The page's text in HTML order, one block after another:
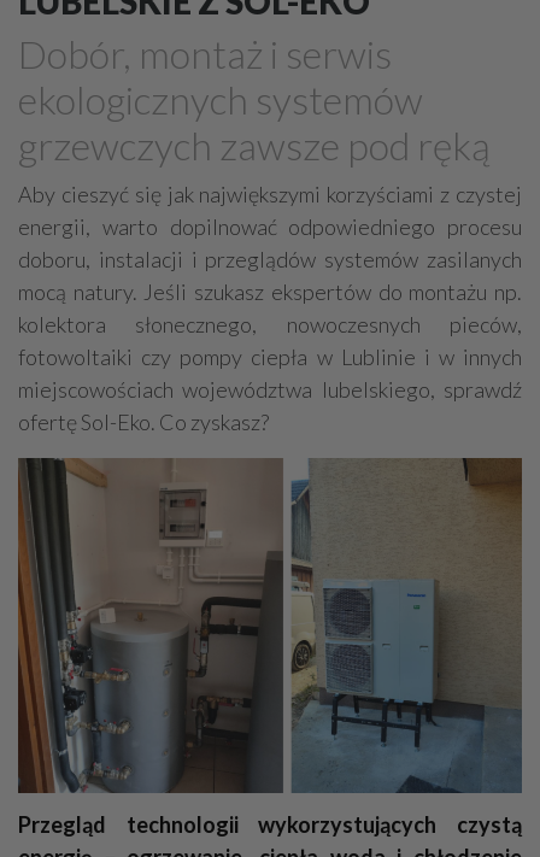
Grzejniki
Hydraulika
Energetyczne instalacje, urządzenia
Materiały hydrauliczne
Przeciwpożarowa ochrona, zabezpieczenia
Elektroinstalatorstwo
Systemy energooszczędne
Systemy nawilżania powietrza
Systemy odwodnień
Elektryczne materiały
Przemysłowe instalacje
Alarmowe systemy, monitoring
Hydrotechnika
Kable, przewody
Odkurzacze centralne
Dobór, montaż i serwis
ekologicznych systemów
grzewczych zawsze pod ręką
Aby cieszyć się jak największymi korzyściami z czystej
energii, warto dopilnować odpowiedniego procesu
doboru, instalacji i przeglądów systemów zasilanych
mocą natury. Jeśli szukasz ekspertów do montażu np.
kolektora słonecznego, nowoczesnych pieców,
fotowoltaiki czy pompy ciepła w Lublinie i w innych
miejscowościach województwa lubelskiego, sprawdź
ofertę Sol-Eko. Co zyskasz?
Przegląd technologii wykorzystujących czystą